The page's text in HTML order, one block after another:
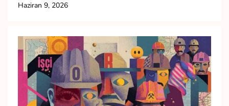
Haziran 9, 2026